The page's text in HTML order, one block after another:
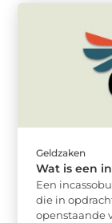
Geldzaken
Wat is een
Een
die in
openstaande